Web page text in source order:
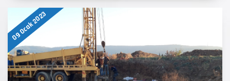
09 Ocak 2023